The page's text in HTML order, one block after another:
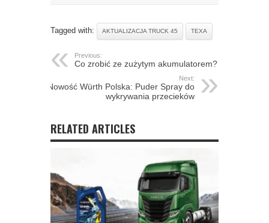
Tagged with: AKTUALIZACJA TRUCK 45 TEXA
Previous:
Co zrobić ze zużytym akumulatorem?
Next:
Nowość Würth Polska: Puder Spray do
wykrywania przecieków
RELATED ARTICLES